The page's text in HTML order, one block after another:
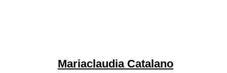
Mariaclaudia Catalano